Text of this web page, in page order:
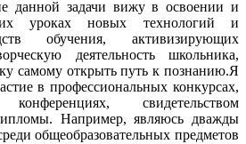
данной задачи вижу в освоении и
уроках новых технологий и
обучения, активизирующих
деятельность школьника,
самому открыть путь к познанию.Я
в профессиональных конкурсах,
конференциях, свидетельством
Например, являюсь дважды
общеобразовательных предметов